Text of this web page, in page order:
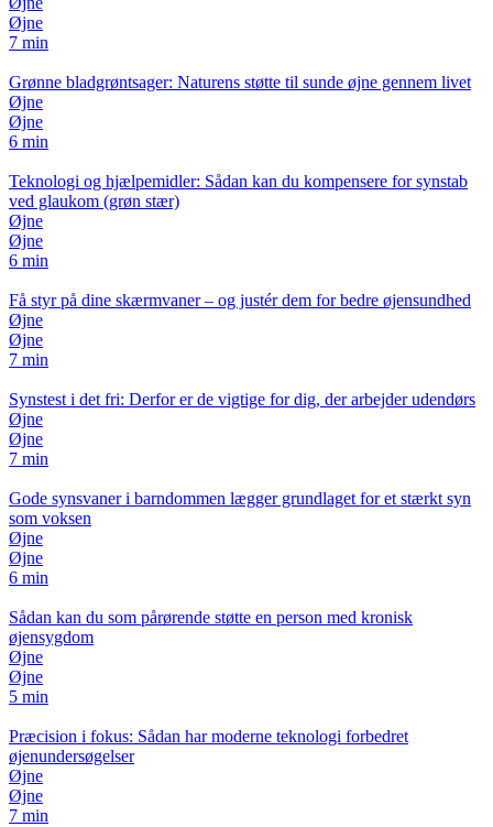
Øjne
7 min
Grønne bladgrøntsager: Naturens støtte til sunde øjne gennem livet
Øjne
Øjne
6 min
Teknologi og hjælpemidler: Sådan kan du kompensere for synstab
ved glaukom (grøn stær)
Øjne
Øjne
6 min
Få styr på dine skærmvaner – og justér dem for bedre øjensundhed
Øjne
Øjne
7 min
Synstest i det fri: Derfor er de vigtige for dig, der arbejder udendørs
Øjne
Øjne
7 min
Gode synsvaner i barndommen lægger grundlaget for et stærkt syn
som voksen
Øjne
Øjne
6 min
Sådan kan du som pårørende støtte en person med kronisk
øjensygdom
Øjne
Øjne
5 min
Præcision i fokus: Sådan har moderne teknologi forbedret
øjenundersøgelser
Øjne
Øjne
7 min